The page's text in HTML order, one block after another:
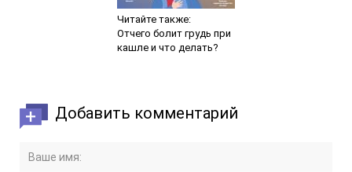
Читайте также:
Отчего болит грудь при
кашле и что делать?
Добавить комментарий